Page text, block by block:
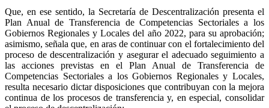
Que, en ese sentido, la Secretaría de Descentralización presenta el
Plan Anual de Transferencia de Competencias Sectoriales a los
Gobiernos Regionales y Locales del año 2022, para su aprobación;
asimismo, señala que, en aras de continuar con el fortalecimiento del
proceso de descentralización y asegurar el adecuado seguimiento a
las acciones previstas en el Plan Anual de Transferencia de
Competencias Sectoriales a los Gobiernos Regionales y Locales,
resulta necesario dictar disposiciones que contribuyan con la mejora
continua de los procesos de transferencia y, en especial, consolidar